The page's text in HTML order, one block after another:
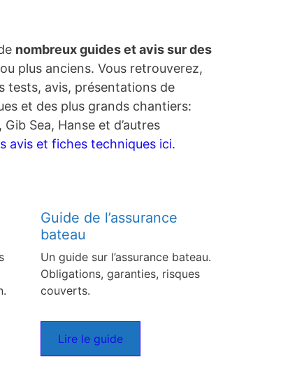
nombreux guides et avis sur des
plus anciens. Vous retrouverez,
tests, avis, présentations de
et des plus grands chantiers:
Sea, Hanse et d’autres
avis et fiches techniques ici.
Guide de l’assurance
bateau
Un guide sur l’assurance bateau.
Obligations, garanties, risques
couverts.
Lire le guide